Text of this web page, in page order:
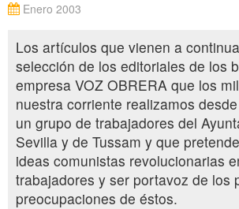
CONTACT
Enero 2003
Los artículos que vienen a
selección de los editoriales de los
empresa VOZ OBRERA que los
nuestra corriente realizamos
un grupo de trabajadores del
Sevilla y de Tussam y que
ideas comunistas revolucionarias
trabajadores y ser portavoz de los
preocupaciones de éstos.